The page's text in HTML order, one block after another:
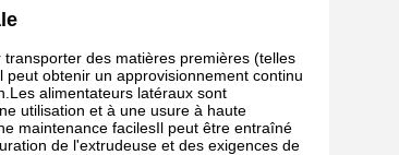
des matières premières (telles
obtenir un approvisionnement continu
Les alimentateurs latéraux sont
utilisation et à une usure à haute
maintenance facilesIl peut être entraîné
de l'extrudeuse et des exigences de